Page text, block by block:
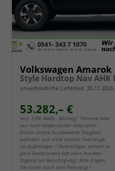
Volkswagen Amarok
Style Hardtop Nav AHK
unverbindliche Lieferzeit: 30.11.2026
53.282,– €
incl. 19% MwSt.. Wichtig!: Termine bitte
nur nach telefonischer Absprache.
Durch unsere bundesweite Tätigkeit,
befinden sich viele unserer Fahrzeuge
im Außenlager / Zentrallager, verteilt in
ganz Deutschland (oft ohne Kunden-
Zugang zur Besichtigung). Bitte fragen
Sie vorab nach dem Fahrzeug /